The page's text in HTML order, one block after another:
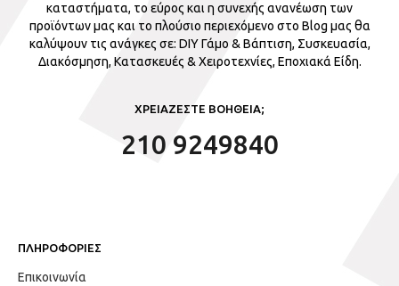
καταστήματα, το εύρος και η συνεχής ανανέωση των
προϊόντων μας και το πλούσιο περιεχόμενο στο Blog μας θα
καλύψουν τις ανάγκες σε: DIY Γάμο & Βάπτιση, Συσκευασία,
Διακόσμηση, Κατασκευές & Χειροτεχνίες, Εποχιακά Είδη.
ΧΡΕΙΑΖΕΣΤΕ ΒΟΗΘΕΙΑ;
210 9249840
ΠΛΗΡΟΦΟΡΙΕΣ
Επικοινωνία